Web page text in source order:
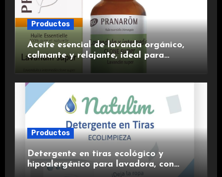
Productos
Aceite esencial de lavanda orgánico,
calmante y relajante, ideal para
Productos
Detergente en tiras ecológico y
hipoalergénico para lavadora, con
suavizante incluido y fragancia de